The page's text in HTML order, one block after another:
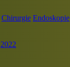
Chirurgie Endoskopie
2022